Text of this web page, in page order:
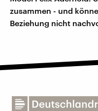
zusammen - und
Beziehung nicht